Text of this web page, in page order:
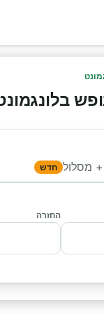
בלונגמונט
+ מסלול חדש
החזרה